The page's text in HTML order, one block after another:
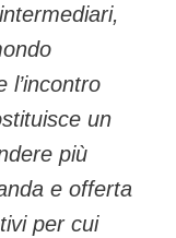
l’incontro
un
più
e offerta
per cui